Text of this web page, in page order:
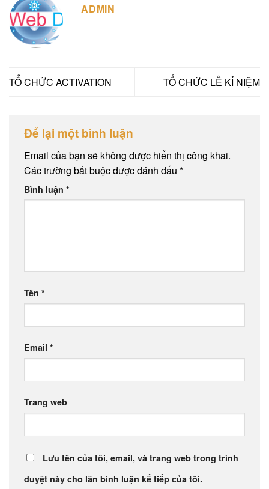
ADMIN
TỔ CHỨC ACTIVATION TỔ CHỨC LỄ KỈ NIỆM
Để lại một bình luận
Email của bạn sẽ không được hiển thị công khai.
Các trường bắt buộc được đánh dấu *
Bình luận *
Tên *
Email *
Trang web
Lưu tên của tôi, email, và trang web trong trình
duyệt này cho lần bình luận kế tiếp của tôi.